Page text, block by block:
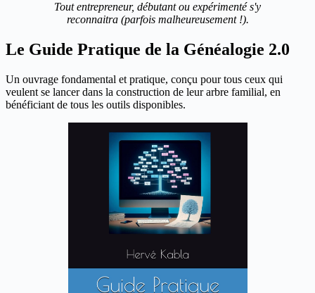
Tout entrepreneur, débutant ou expérimenté s'y
reconnaitra (parfois malheureusement !).
Le Guide Pratique de la Généalogie 2.0
Un ouvrage fondamental et pratique, conçu pour tous ceux qui
veulent se lancer dans la construction de leur arbre familial, en
bénéficiant de tous les outils disponibles.